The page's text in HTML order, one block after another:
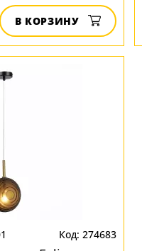
В КОРЗИНУ
274683